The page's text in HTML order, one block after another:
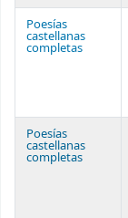
Poesías
castellanas
completas
Poesías
castellanas
completas